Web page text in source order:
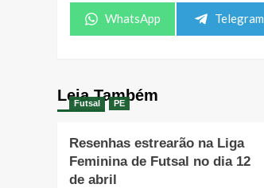
Share
WhatsApp
Share
Telegram
Leia Também
Futsal PE
Resenhas estrearão na Liga
Feminina de Futsal no dia 12
de abril